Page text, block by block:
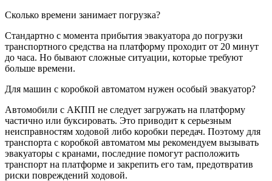
Сколько времени занимает погрузка?
Стандартно с момента прибытия эвакуатора до погрузки
транспортного средства на платформу проходит от 20 минут
до часа. Но бывают сложные ситуации, которые требуют
больше времени.
Для машин с коробкой автоматом нужен особый эвакуатор?
Автомобили с АКПП не следует загружать на платформу
частично или буксировать. Это приводит к серьезным
неисправностям ходовой либо коробки передач. Поэтому для
транспорта с коробкой автоматом мы рекомендуем вызывать
эвакуаторы с кранами, последние помогут расположить
транспорт на платформе и закрепить его там, предотвратив
риски повреждений ходовой.